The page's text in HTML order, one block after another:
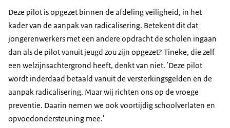
Deze pilot is opgezet binnen de afdeling veiligheid, in het
kader van de aanpak van radicalisering. Betekent dit dat
jongerenwerkers met een andere opdracht de scholen ingaan
dan als de pilot vanuit jeugd zou zijn opgezet? Tineke, die zelf
een welzijnsachtergrond heeft, denkt van niet. 'Deze pilot
wordt inderdaad betaald vanuit de versterkingsgelden en de
aanpak radicalisering. Maar wij richten ons op de vroege
preventie. Daarin nemen we ook voortijdig schoolverlaten en
opvoedondersteuning mee.'